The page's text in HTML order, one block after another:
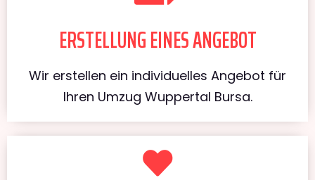
ERSTELLUNG EINES ANGEBOT
Wir erstellen ein individuelles Angebot für
Ihren Umzug Wuppertal Bursa.